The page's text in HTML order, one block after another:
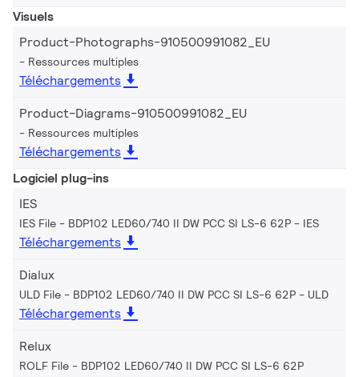
Visuels
Product-Photographs-910500991082_EU
Ressources multiples
Téléchargements
Product-Diagrams-910500991082_EU
Ressources multiples
Téléchargements
Logiciel plug-ins
IES
IES File - BDP102 LED60/740 II DW PCC SI LS-6 62P IES
Téléchargements
Dialux
ULD File - BDP102 LED60/740 II DW PCC SI LS-6 62P ULD
Téléchargements
Relux
ROLF File - BDP102 LED60/740 II DW PCC SI LS-6 62P